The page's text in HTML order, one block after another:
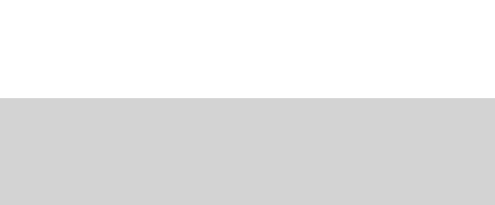
de tela